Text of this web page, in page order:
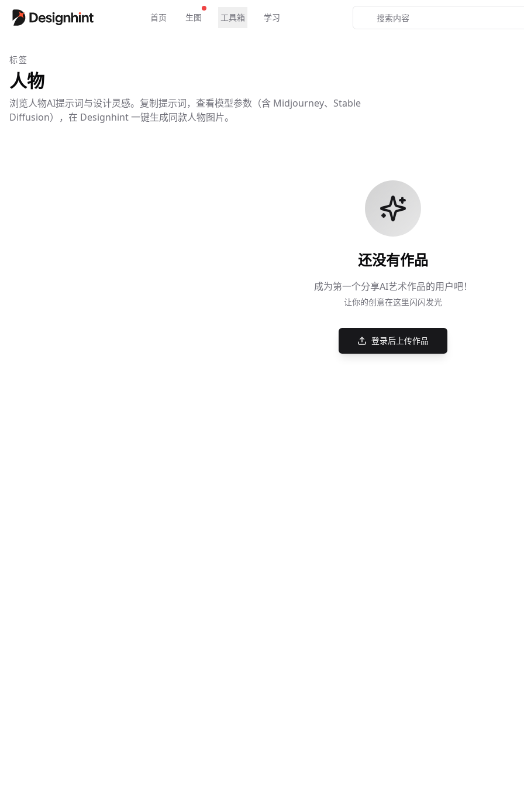
首页 学习
生图 工具箱
标签
人物
浏览人物AI提示词与设计灵感。复制提示词，查看模型参数（含 Midjourney、Stable
Diffusion），在 Designhint 一键生成同款人物图片。
还没有作品
成为第一个分享AI艺术作品的用户吧！
让你的创意在这里闪闪发光
登录后上传作品